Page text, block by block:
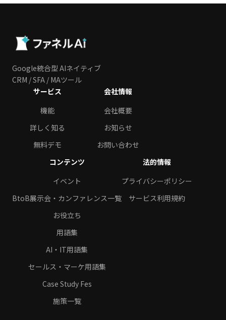
Google統合型 AIネイティブ
CRM / SFA / MAツール
サービス
機能
詳しく知る
無料デモ
会社情報
会社概要
お知らせ
お問い合わせ
コンテンツ
イベント
BtoB展示会・カンファレンス一覧
お役立ち
用語集
AI・IT用語集
セールス・マーケ用語集
Case Study Fes
施策一覧
法的情報
プライバシーポリシー
サービス利用規約